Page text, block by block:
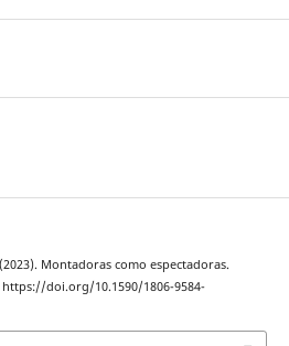
Montadoras como espectadoras.
https://doi.org/10.1590/1806-9584-